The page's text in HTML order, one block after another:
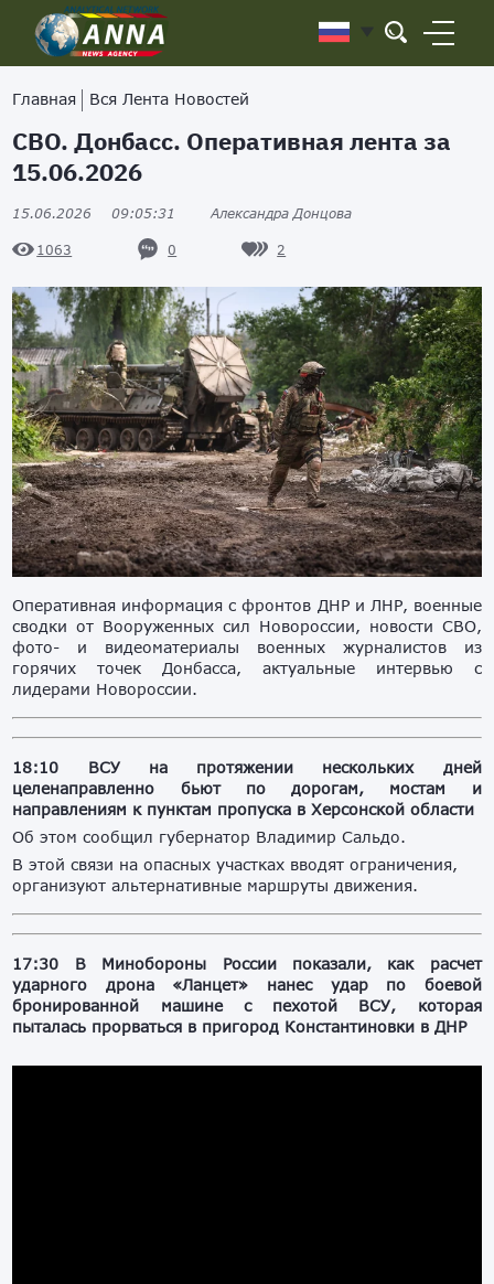
Главная Вся Лента Новостей
СВО. Донбасс. Оперативная лента за
15.06.2026
15.06.2026 09:05:31 Александра Донцова
1063 0 2
Оперативная информация с фронтов ДНР и ЛНР, военные
сводки от Вооруженных сил Новороссии, новости СВО,
фото- и видеоматериалы военных журналистов из
горячих точек Донбасса, актуальные интервью с
лидерами Новороссии.
18:10 ВСУ на протяжении нескольких дней
целенаправленно бьют по дорогам, мостам и
направлениям к пунктам пропуска в Херсонской области
Об этом сообщил губернатор Владимир Сальдо.
В этой связи на опасных участках вводят ограничения,
организуют альтернативные маршруты движения.
17:30 В Минобороны России показали, как расчет
ударного дрона «Ланцет» нанес удар по боевой
бронированной машине с пехотой ВСУ, которая
пыталась прорваться в пригород Константиновки в ДНР